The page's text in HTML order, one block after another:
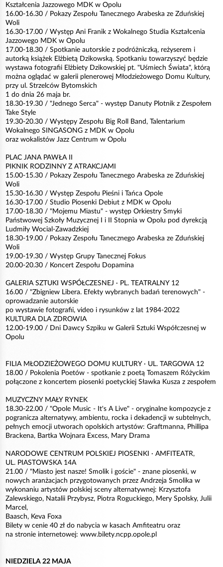
Kształcenia Jazzowego MDK w Opolu
16.00-16.30 / Pokazy Zespołu Tanecznego Arabeska ze Zduńskiej
Woli
16.30-17.00 / Występ Ani Franik z Wokalnego Studia Kształcenia
Jazzowego MDK w Opolu
17.00-18.30 / Spotkanie autorskie z podróżniczką, reżyserem i
autorką książek Elżbietą Dzikowską. Spotkaniu towarzyszyć będzie
wystawa fotografii Elżbiety Dzikowskiej pt. "Uśmiech Świata", którą
można oglądać w galerii plenerowej Młodzieżowego Domu Kultury,
przy ul. Strzelców Bytomskich
1 do dnia 26 maja br.
18.30-19.30 / "Jednego Serca" - występ Danuty Plotnik z Zespołem
Take Style
19.30-20.30 / Występy Zespołu Big Roll Band, Talentarium
Wokalnego SINGASONG z MDK w Opolu
oraz wokalistów Jazz Centrum w Opolu
PLAC JANA PAWŁA II
PIKNIK RODZINNY Z ATRAKCJAMI
15.00-15.30 / Pokazy Zespołu Tanecznego Arabeska ze Zduńskiej
Woli
15.30-16.30 / Występ Zespołu Pieśni i Tańca Opole
16.30-17.00 / Studio Piosenki Debiut z MDK w Opolu
17.00-18.30 / "Mojemu Miastu" - występ Orkiestry Smyki
Państwowej Szkoły Muzycznej I i II Stopnia w Opolu pod dyrekcją
Ludmiły Wocial-Zawadzkiej
18.30-19.00 / Pokazy Zespołu Tanecznego Arabeska ze Zduńskiej
Woli
19.00-19.30 / Występ Grupy Tanecznej Fokus
20.00-20.30 / Koncert Zespołu Dopamina
GALERIA SZTUKI WSPÓŁCZESNEJ · PL. TEATRALNY 12
16.00 / "Zbigniew Libera. Efekty wybranych badań terenowych" -
oprowadzanie autorskie
po wystawie fotografii, video i rysunków z lat 1984-2022
KULTURA DLA ZDROWIA
12.00-19.00 / Dni Dawcy Szpiku w Galerii Sztuki Współczesnej w
Opolu
FILIA MŁODZIEŻOWEGO DOMU KULTURY · UL. TARGOWA 12
18.00 / Pokolenia Poetów - spotkanie z poetą Tomaszem Różyckim
połączone z koncertem piosenki poetyckiej Sławka Kusza z zespołem
MUZYCZNY MAŁY RYNEK
18.30-22.00 / "Opole Music - It's A Live" - oryginalne kompozycje z
pogranicza alternatywy, ambientu, rocka i dekadencji w subtelnych,
pełnych emocji utworach opolskich artystów: Graftmanna, Phillipa
Brackena, Bartka Wojnara Excess, Mary Drama
NARODOWE CENTRUM POLSKIEJ PIOSENKI · AMFITEATR,
UL. PIASTOWSKA 14A
21.00 / "Miasto jest nasze! Smolik i goście" - znane piosenki, w
nowych aranżacjach przygotowanych przez Andrzeja Smolika w
wykonaniu artystów polskiej sceny alternatywnej: Krzysztofa
Zalewskiego, Natalii Przybysz, Piotra Roguckiego, Mery Spolsky, Julii
Marcel,
Baasch, Keva Foxa
Bilety w cenie 40 zł do nabycia w kasach Amfiteatru oraz
na stronie internetowej: www.bilety.ncpp.opole.pl
NIEDZIELA 22 MAJA